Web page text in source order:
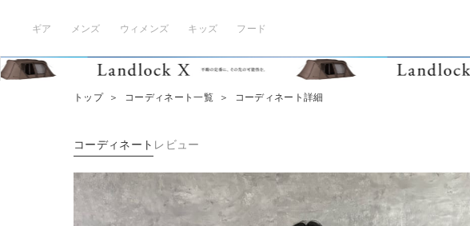
ギア メンズ ウィメンズ キッズ フード
トップ ＞ コーディネート一覧 ＞ コーディネート詳細
コーディネート レビュー